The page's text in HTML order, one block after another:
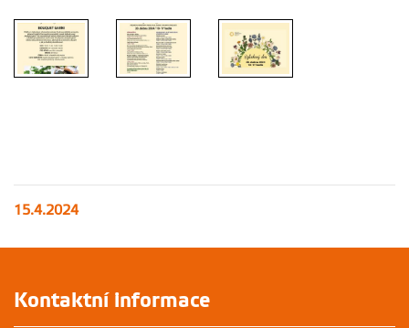
15.4.2024
Kontaktní informace